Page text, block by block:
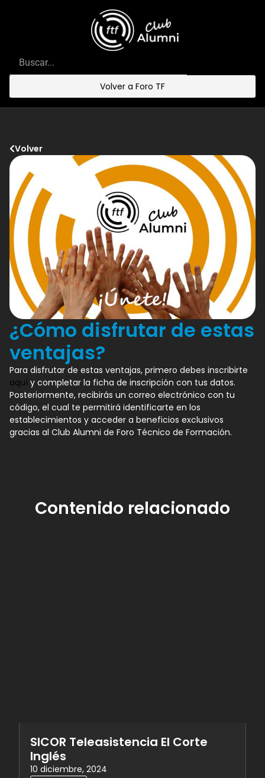
Volver a Foro TF
Volver
¿Cómo disfrutar de estas
ventajas?
Para disfrutar de estas ventajas, primero debes inscribirte
aquí y completar la ficha de inscripción con tus datos.
Posteriormente, recibirás un correo electrónico con tu
código, el cual te permitirá identificarte en los
establecimientos y acceder a beneficios exclusivos
gracias al Club Alumni de Foro Técnico de Formación.
Contenido relacionado
SICOR Teleasistencia El Corte
Inglés
10 diciembre, 2024